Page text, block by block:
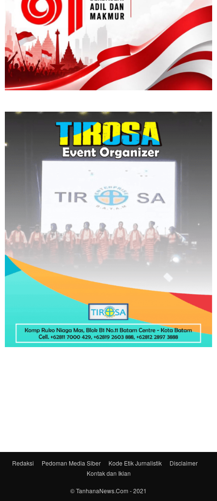
Redaksi Pedoman Media Siber Kode Etik Jurnalistik
Disclaimer
Kontak dan Iklan
© TanhanaNews.Com - 2021